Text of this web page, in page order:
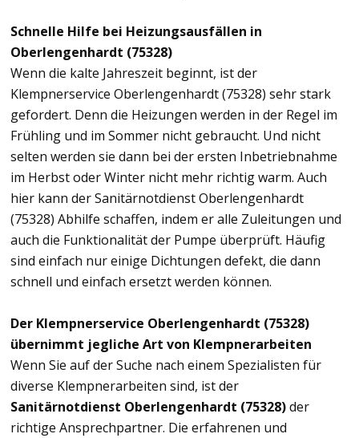
Schnelle Hilfe bei Heizungsausfällen in
Oberlengenhardt (75328)
Wenn die kalte Jahreszeit beginnt, ist der
Klempnerservice Oberlengenhardt (75328) sehr stark
gefordert. Denn die Heizungen werden in der Regel im
Frühling und im Sommer nicht gebraucht. Und nicht
selten werden sie dann bei der ersten Inbetriebnahme
im Herbst oder Winter nicht mehr richtig warm. Auch
hier kann der Sanitärnotdienst Oberlengenhardt
(75328) Abhilfe schaffen, indem er alle Zuleitungen und
auch die Funktionalität der Pumpe überprüft. Häufig
sind einfach nur einige Dichtungen defekt, die dann
schnell und einfach ersetzt werden können.
Der Klempnerservice Oberlengenhardt (75328)
übernimmt jegliche Art von Klempnerarbeiten
Wenn Sie auf der Suche nach einem Spezialisten für
diverse Klempnerarbeiten sind, ist der
Sanitärnotdienst Oberlengenhardt (75328)der
richtige Ansprechpartner. Die erfahrenen und